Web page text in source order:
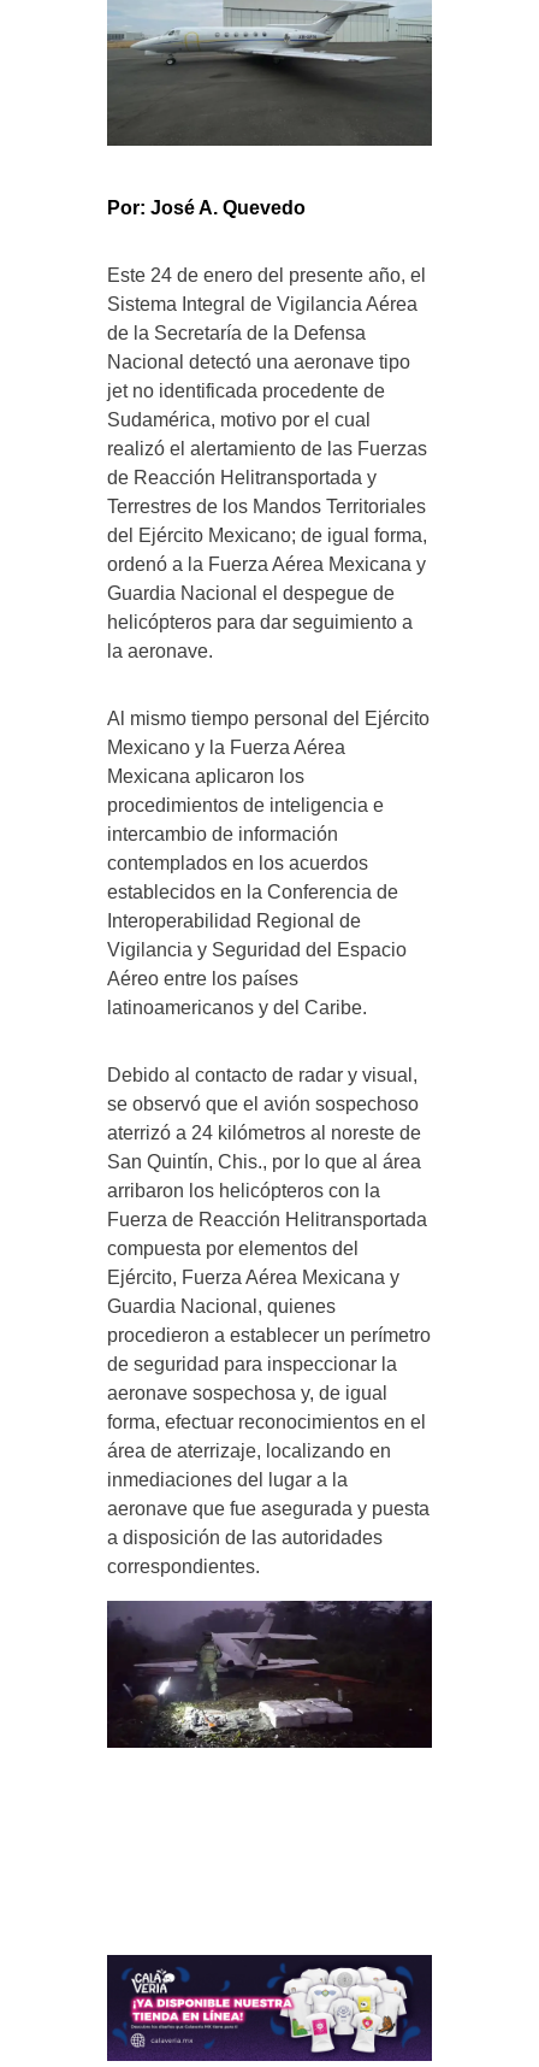
Por: José A. Quevedo
Este 24 de enero del presente año, el
Sistema Integral de Vigilancia Aérea
de la Secretaría de la Defensa
Nacional detectó una aeronave tipo
jet no identificada procedente de
Sudamérica, motivo por el cual
realizó el alertamiento de las Fuerzas
de Reacción Helitransportada y
Terrestres de los Mandos Territoriales
del Ejército Mexicano; de igual forma,
ordenó a la Fuerza Aérea Mexicana y
Guardia Nacional el despegue de
helicópteros para dar seguimiento a
la aeronave.
Al mismo tiempo personal del Ejército
Mexicano y la Fuerza Aérea
Mexicana aplicaron los
procedimientos de inteligencia e
intercambio de información
contemplados en los acuerdos
establecidos en la Conferencia de
Interoperabilidad Regional de
Vigilancia y Seguridad del Espacio
Aéreo entre los países
latinoamericanos y del Caribe.
Debido al contacto de radar y visual,
se observó que el avión sospechoso
aterrizó a 24 kilómetros al noreste de
San Quintín, Chis., por lo que al área
arribaron los helicópteros con la
Fuerza de Reacción Helitransportada
compuesta por elementos del
Ejército, Fuerza Aérea Mexicana y
Guardia Nacional, quienes
procedieron a establecer un perímetro
de seguridad para inspeccionar la
aeronave sospechosa y, de igual
forma, efectuar reconocimientos en el
área de aterrizaje, localizando en
inmediaciones del lugar a la
aeronave que fue asegurada y puesta
a disposición de las autoridades
correspondientes.